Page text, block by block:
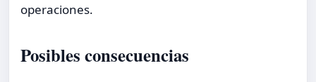
operaciones.
Posibles consecuencias